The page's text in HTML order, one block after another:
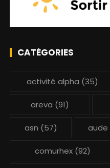
CATÉGORIES
activité alpha (35)
areva (91)
asn (57) aude
comurhex (92)